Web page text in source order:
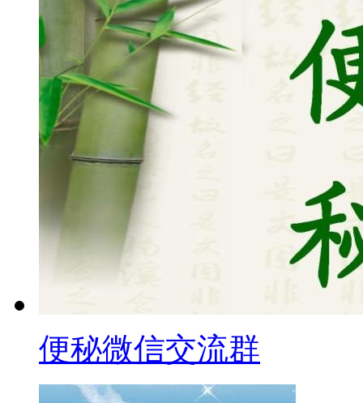
便秘微信交流群